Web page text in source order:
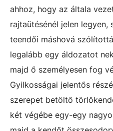
ahhoz, hogy az általa
rajtaütésénél jelen legyen,
teendői máshová
legalább egy áldozatot
majd ő személyesen fog
Gyilkosságai jelentős
szerepet betöltő
két végébe egy-egy